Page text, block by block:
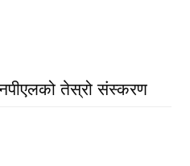
तेस्रो संस्करण